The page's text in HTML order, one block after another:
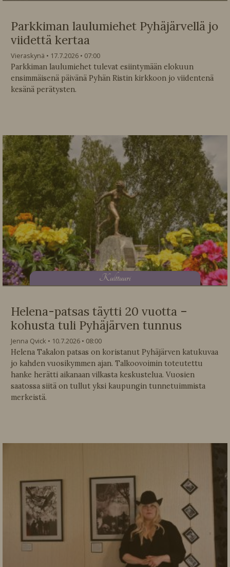
Parkkiman laulumiehet Pyhäjärvellä jo
viidettä kertaa
Vieraskynä 17.7.2026
07:00
Parkkiman laulumiehet tulevat esiintymään elokuun
ensimmäisenä päivänä Pyhän Ristin kirkkoon jo viidentenä
kesänä perätysten.
Kulttuuri
Helena-patsas täytti 20 vuotta –
kohusta tuli Pyhäjärven tunnus
Jenna Qvick 10.7.2026
08:00
Helena Takalon patsas on koristanut Pyhäjärven katukuvaa
jo kahden vuosikymmen ajan. Talkoovoimin toteutettu
hanke herätti aikanaan vilkasta keskustelua. Vuosien
saatossa siitä on tullut yksi kaupungin tunnetuimmista
merkeistä.